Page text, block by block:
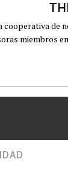
cooperativa de
miembros